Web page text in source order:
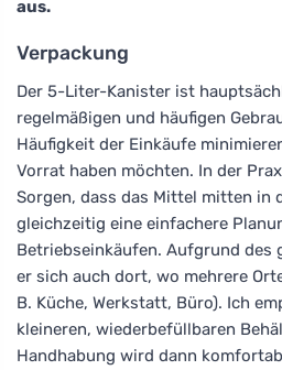
aus.
Verpackung
Der 5-Liter-Kanister ist
regelmäßigen und häufigen
Häufigkeit der Einkäufe
Vorrat haben möchten. In der
Sorgen, dass das Mittel mitten in
gleichzeitig eine einfachere
Betriebseinkäufen. Aufgrund des
er sich auch dort, wo mehrere
B. Küche, Werkstatt, Büro). Ich
kleineren, wiederbefüllbaren
Handhabung wird dann